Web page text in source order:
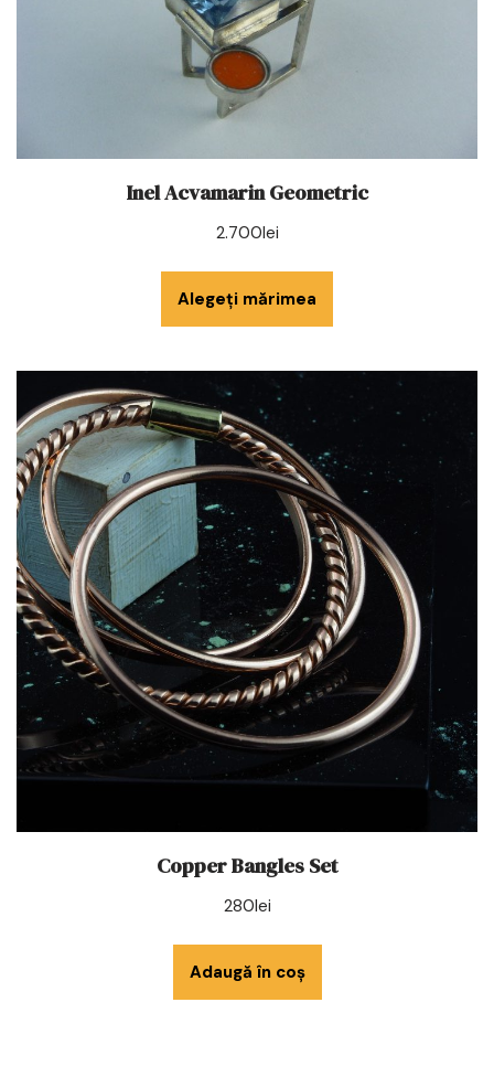
Inel Acvamarin Geometric
2.700lei
Alegeți mărimea
Copper Bangles Set
280lei
Adaugă în coș